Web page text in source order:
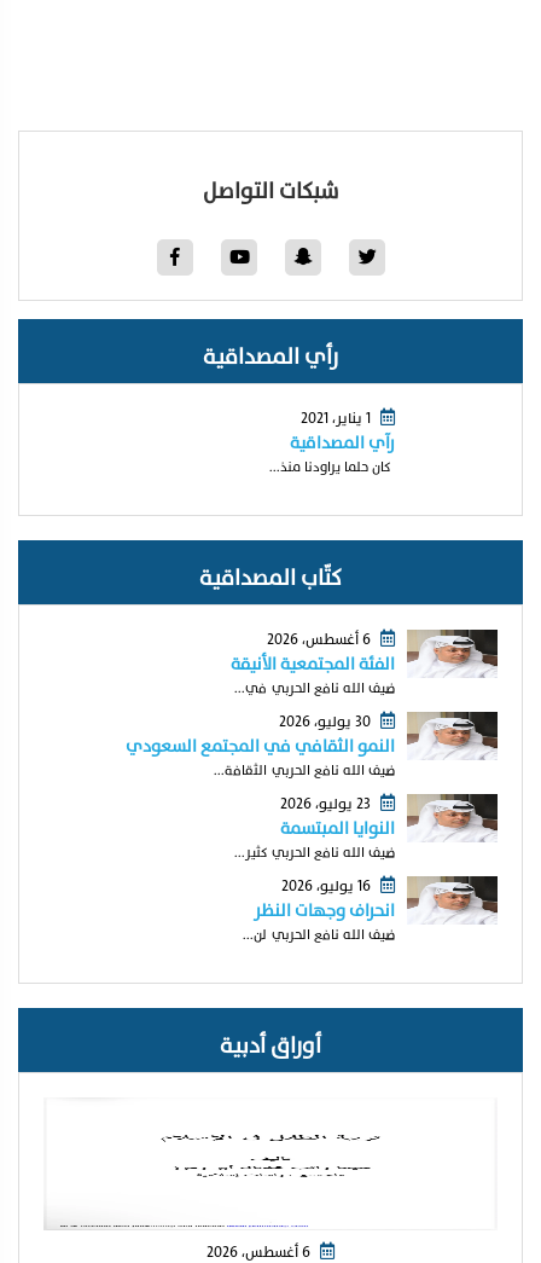
شبكات التواصل
رأي المصداقية
1 يناير، 2021
رآي المصداقية
كان حلما يراودنا منذ...
كتّاب المصداقية
6 أغسطس، 2026
الفئة المجتمعية الأنيقة
ضيف الله نافع الحربي في...
30 يوليو، 2026
النمو الثقافي في المجتمع السعودي
ضيف الله نافع الحربي الثقافة...
النوايا المبتسمة
ضيف الله نافع الحربي كثير...
16 يوليو، 2026
انحراف وجهات النظر
ضيف الله نافع الحربي لن...
أوراق أدبية